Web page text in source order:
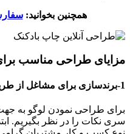
همچنین بخوانید:
مزایای طراحی مناسب
1-برندسازی برای مشاغل از طریق تبلیغات
برای طراحی نمودن لوگو به
سری نکات را در نظر بگیریم.